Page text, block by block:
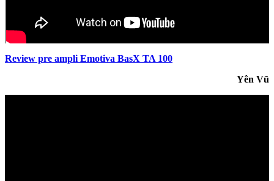
Review pre ampli Emotiva BasX TA 100
Yên Vũ